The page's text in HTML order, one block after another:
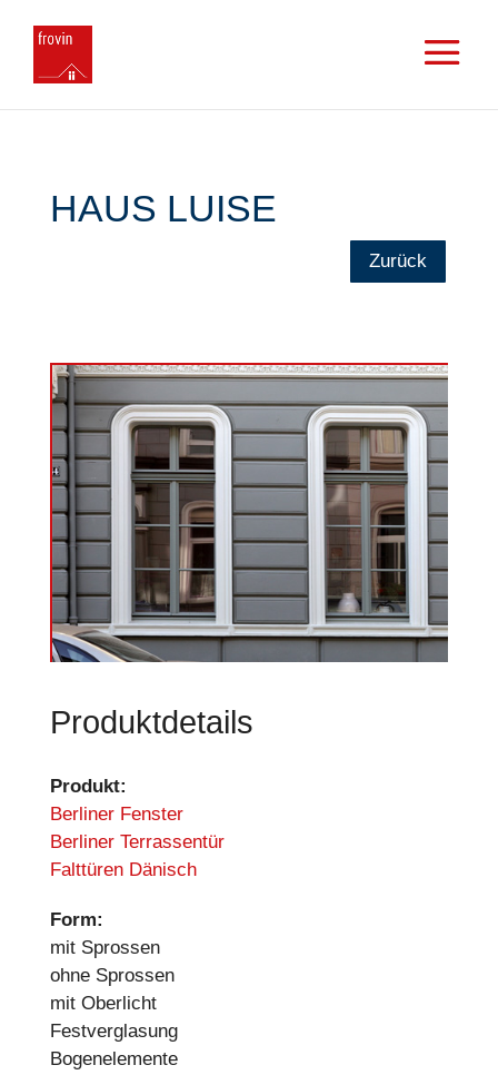
HAUS LUISE
Zurück
Produktdetails
Produkt:
Berliner Fenster
Berliner Terrassentür
Falttüren Dänisch
Form:
mit Sprossen
ohne Sprossen
mit Oberlicht
Festverglasung
Bogenelemente